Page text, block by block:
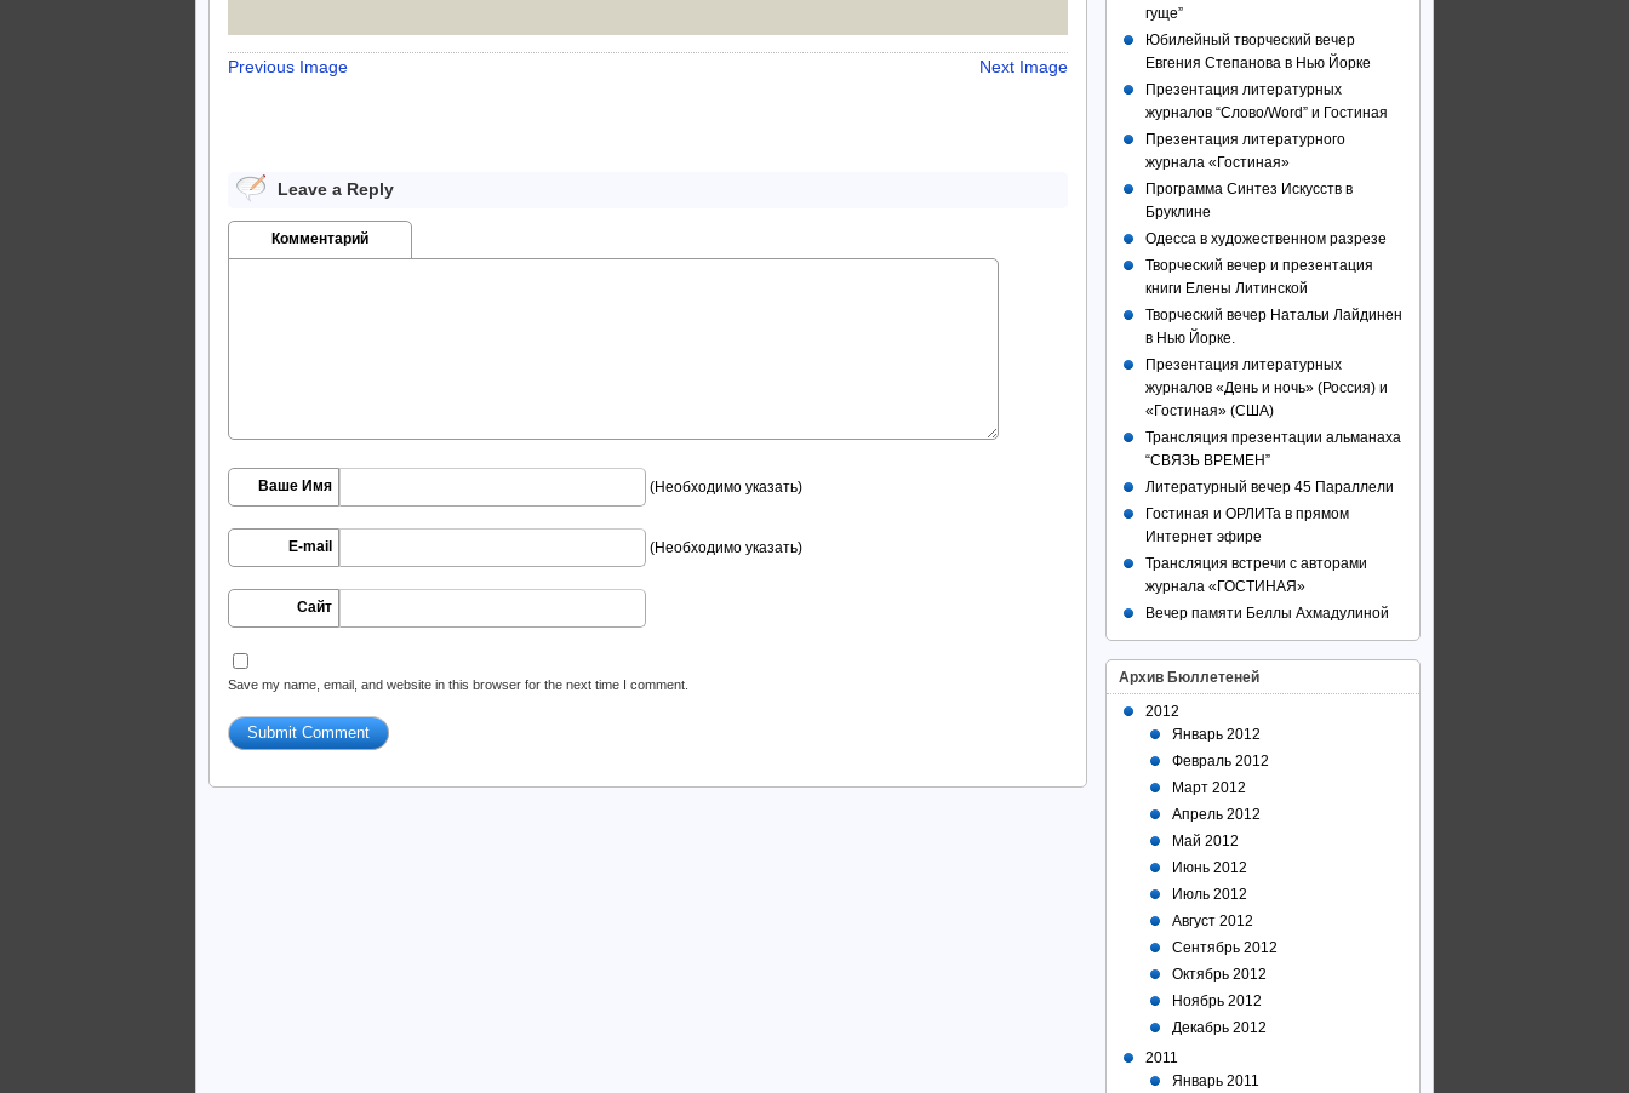
Previous Image Next Image
Leave a Reply
Комментарий
Ваше Имя (Необходимо указать)
E-mail (Необходимо указать)
Сайт
Save my name, email, and website in this browser for the next time I comment.
гуще”
Юбилейный творческий вечер
Евгения Степанова в Нью Йорке
Презентация литературных
журналов “Слово/Word” и Гостиная
Презентация литературного
журнала «Гостиная»
Программа Синтез Искусств в
Бруклине
Одесса в художественном разрезе
Творческий вечер и презентация
книги Елены Литинской
Творческий вечер Натальи Лайдинен
в Нью Йорке.
Презентация литературных
журналов «День и ночь» (Россия) и
«Гостиная» (США)
Трансляция презентации альманаха
“СВЯЗЬ ВРЕМЕН”
Литературный вечер 45 Параллели
Гостиная и ОРЛИТа в прямом
Интернет эфире
Трансляция встречи с авторами
журнала «ГОСТИНАЯ»
Вечер памяти Беллы Ахмадулиной
Архив Бюллетеней
2012
Январь 2012
Февраль 2012
Март 2012
Апрель 2012
Май 2012
Июнь 2012
Июль 2012
Август 2012
Сентябрь 2012
Октябрь 2012
Ноябрь 2012
Декабрь 2012
2011
Январь 2011